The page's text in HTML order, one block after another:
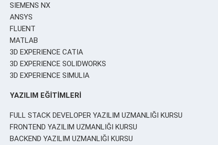
SIEMENS NX
ANSYS
FLUENT
MATLAB
3D EXPERIENCE CATIA
3D EXPERIENCE SOLIDWORKS
3D EXPERIENCE SIMULIA
YAZILIM EĞİTİMLERİ
FULL STACK DEVELOPER YAZILIM UZMANLIĞI KURSU
FRONTEND YAZILIM UZMANLIĞI KURSU
BACKEND YAZILIM UZMANLIĞI KURSU